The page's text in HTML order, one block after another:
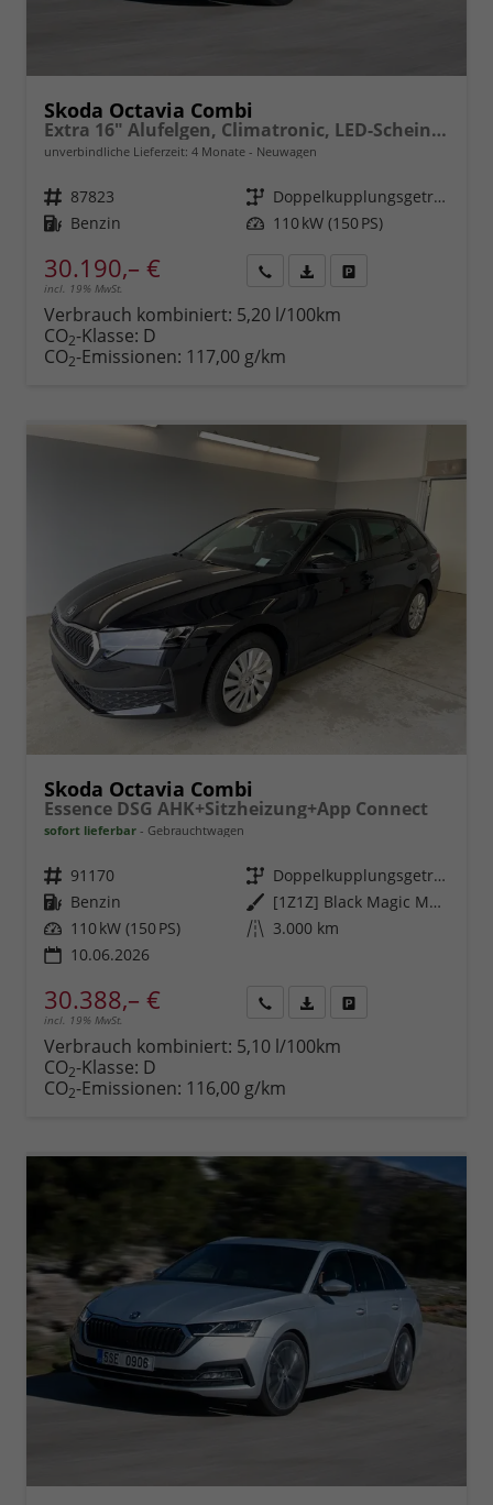
Skoda Octavia Combi
Extra 16" Alufelgen, Climatronic, LED-Scheinwerfer, Parksensoren hinten, Radio 10" + Wireless Smartlink, Tempomat, Multifunktions-Lederlenkrad, Dachreling uvm.
unverbindliche Lieferzeit: 4 Monate Neuwagen
Fahrzeugnr. 87823 Getriebe
Doppelkupplungsgetriebe (DSG)
Kraftstoff Benzin Leistung 110 kW (150 PS)
30.190,– €
incl. 19% MwSt.
anfordern
Datei,
Verbrauch kombiniert: 5,20 l/100km
CO2-Klasse: D
CO2-Emissionen: 117,00 g/km
Skoda Octavia Combi
Essence DSG AHK+Sitzheizung+App Connect
sofort lieferbar Gebrauchtwagen
Fahrzeugnr. 91170 Getriebe
Doppelkupplungsgetriebe (DSG)
Kraftstoff Benzin Außenfarbe
[1Z1Z] Black Magic Metallic
Leistung 110 kW (150 PS) Kilometerstand 3.000 km
10.06.2026
30.388,– €
incl. 19% MwSt.
anfordern
Datei,
Verbrauch kombiniert: 5,10 l/100km
CO2-Klasse: D
CO2-Emissionen: 116,00 g/km